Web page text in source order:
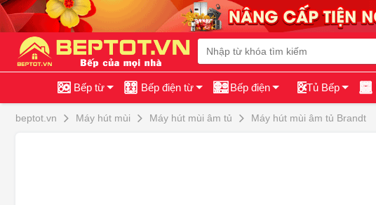
Bếp từ Bếp điện từ Bếp điện Tủ Bếp
beptot.vn Máy hút mùi Máy hút mùi âm tủ Máy hút mùi âm tủ Brandt